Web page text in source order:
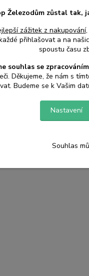
Železodům zůstal tak,
zážitek z nakupování
přihlašovat a na
spoustu času
souhlas se
Děkujeme, že nám s
Budeme se k Vašim
Nastavení
Souhlas